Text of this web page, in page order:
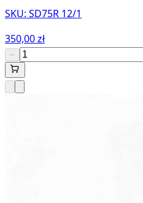
SKU: SD75R 12/1
350,00 zł
−